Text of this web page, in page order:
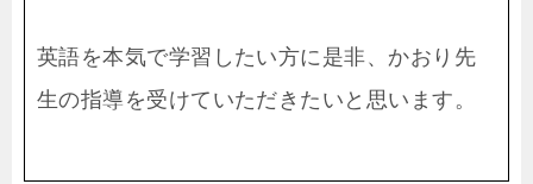
英語を本気で学習したい方に是非、かおり先
生の指導を受けていただきたいと思います。